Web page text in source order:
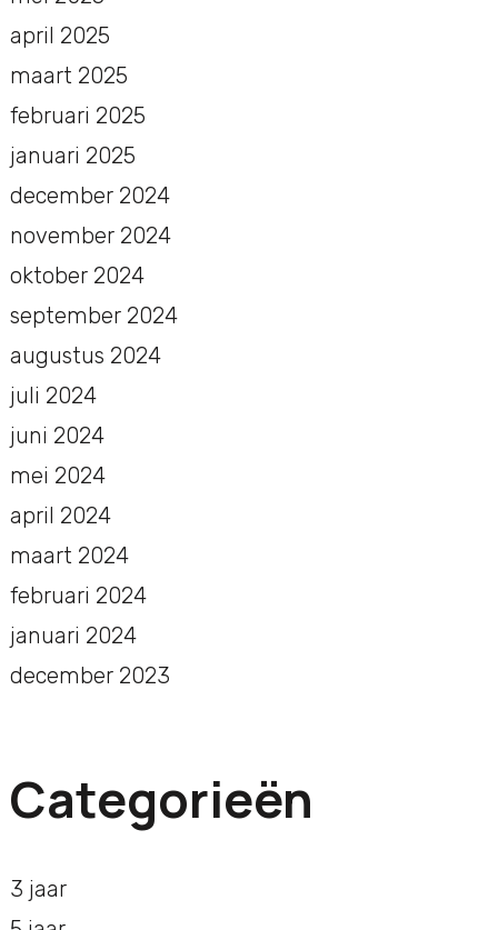
april 2025
maart 2025
februari 2025
januari 2025
december 2024
november 2024
oktober 2024
september 2024
augustus 2024
juli 2024
juni 2024
mei 2024
april 2024
maart 2024
februari 2024
januari 2024
december 2023
Categorieën
3 jaar